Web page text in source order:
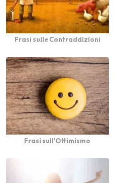
Frasi sulle Contraddizioni
Frasi sull'Ottimismo